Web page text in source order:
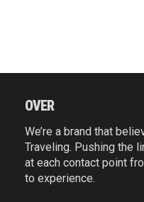
OVER
We’re a brand that
Traveling. Pushing the
at each contact point
to experience.